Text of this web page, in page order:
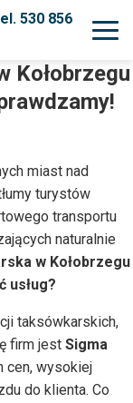
530 856
Kołobrzegu
miast nad
turystów
transportu
naturalnie
w Kołobrzegu
usług?
taksówkarskich,
firm jest Sigma
cen, wysokiej
do klienta. Co